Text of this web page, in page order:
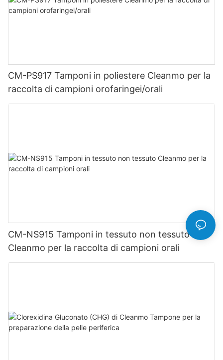
CM-PS917 Tamponi in poliestere Cleanmo per la
raccolta di campioni orofaringei/orali
CM-NS915 Tamponi in tessuto non tessuto
Cleanmo per la raccolta di campioni orali